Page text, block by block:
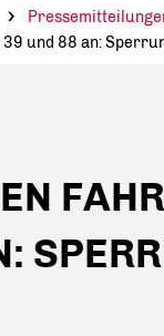
und 88 an: